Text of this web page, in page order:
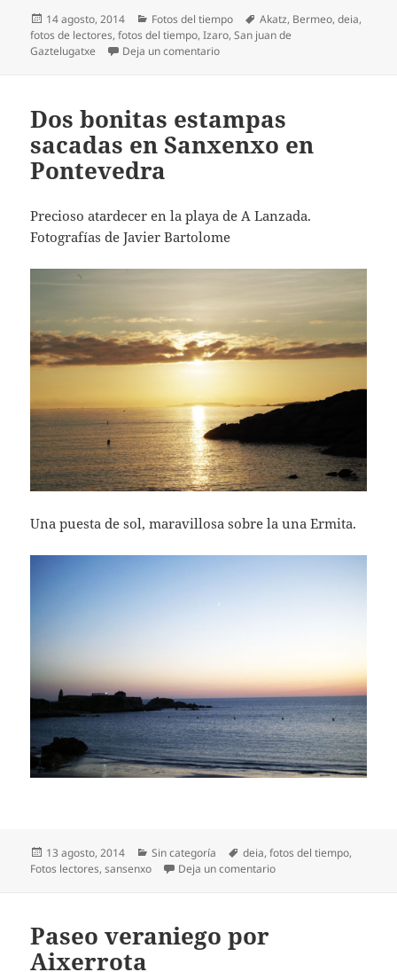
Publicado
el
14 agosto, 2014 Categorías
Fotos del tiempo Etiquetas
Akatz, Bermeo,deia,
fotos de lectores,fotos del tiempo,Izaro,San juan de
Gaztelugatxe
Deja un comentarioen Las islas de Bermeo
Dos bonitas estampas
sacadas en Sanxenxo en
Pontevedra
Precioso atardecer en la playa de A Lanzada.
Fotografías de Javier Bartolome
Una puesta de sol, maravillosa sobre la una Ermita.
Publicado
el
13 agosto, 2014 Categorías
Sin categoría Etiquetas
deia,fotos del tiempo,
Fotos lectores,sansenxo Deja un comentarioen Dos bonitas
Paseo veraniego por
Aixerrota